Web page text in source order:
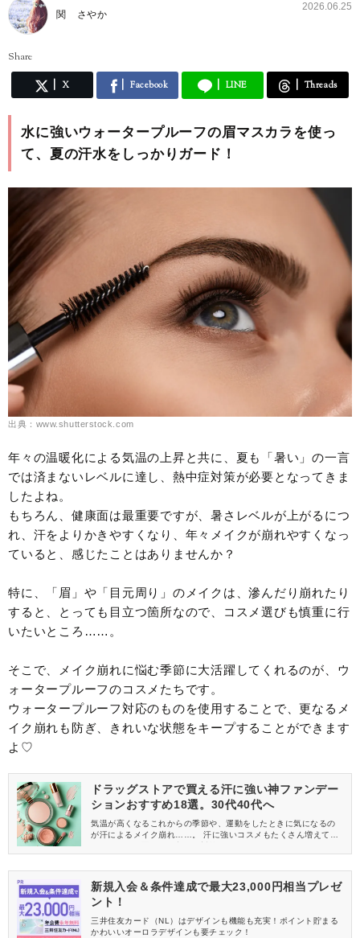
関 さやか
2026.06.25
Share
X Facebook LINE Threads
水に強いウォータープルーフの眉マスカラを使っ
て、夏の汗水をしっかりガード！
出典：www.shutterstock.com
年々の温暖化による気温の上昇と共に、夏も「暑い」の一言
では済まないレベルに達し、熱中症対策が必要となってきま
したよね。
もちろん、健康面は最重要ですが、暑さレベルが上がるにつ
れ、汗をよりかきやすくなり、年々メイクが崩れやすくなっ
ていると、感じたことはありませんか？
特に、「眉」や「目元周り」のメイクは、滲んだり崩れたり
すると、とっても目立つ箇所なので、コスメ選びも慎重に行
いたいところ……。
そこで、メイク崩れに悩む季節に大活躍してくれるのが、ウ
ォータープルーフのコスメたちです。
ウォータープルーフ対応のものを使用することで、更なるメ
イク崩れも防ぎ、きれいな状態をキープすることができます
よ♡
ドラッグストアで買える汗に強い神ファンデー
ションおすすめ18選。30代40代へ
気温が高くなるこれからの季節や、運動をしたときに気になるの
が汗によるメイク崩れ……。 汗に強いコスメもたくさん増えてい
で今回は、2026年最新版のドラッグストアで買えるとにかく汗に
思えない高クオリティの神ファンデばかりなので、10代20代30代
だけでなく40代50代60代も要チェック♪
新規入会＆条件達成で最大23,000円相当プレゼ
ント！
三井住友カード（NL）はデザインも機能も充実！ポイント貯まる
かわいいオーロラデザインも要チェック！